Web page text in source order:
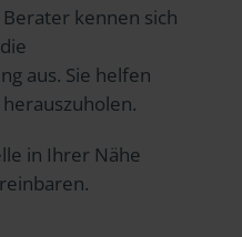
kennen sich
aus. Sie helfen
in Ihrer Nähe